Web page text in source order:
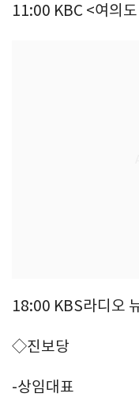
11:00 KBC <여의
18:00 KBS라디오
◇진보당
-상임대표